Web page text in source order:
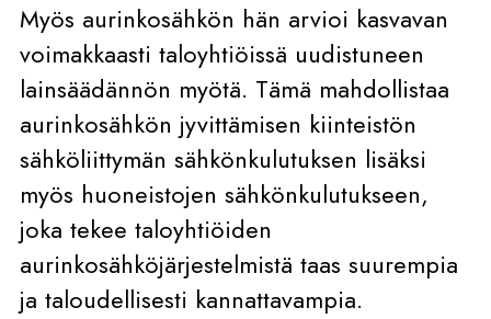
Myös aurinkosähkön hän arvioi kasvavan
voimakkaasti taloyhtiöissä uudistuneen
lainsäädännön myötä. Tämä mahdollistaa
aurinkosähkön jyvittämisen kiinteistön
sähköliittymän sähkönkulutuksen lisäksi
myös huoneistojen sähkönkulutukseen,
joka tekee taloyhtiöiden
aurinkosähköjärjestelmistä taas suurempia
ja taloudellisesti kannattavampia.